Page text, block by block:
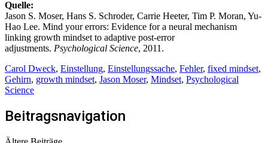
Quelle:
Jason S. Moser, Hans S. Schroder, Carrie Heeter, Tim P. Moran, Yu-
Hao Lee. Mind your errors: Evidence for a neural mechanism
linking growth mindset to adaptive post-error
adjustments. Psychological Science, 2011.
Carol Dweck, Einstellung, Einstellungssache, Fehler, fixed mindset,
Gehirn, growth mindset, Jason Moser, Mindset, Psychological
Science
Beitragsnavigation